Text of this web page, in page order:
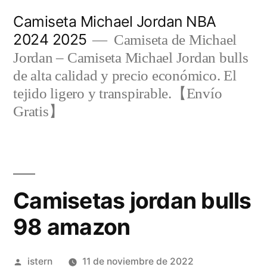
contenido
Camiseta Michael Jordan NBA
2024 2025
Camiseta de Michael
Jordan – Camiseta Michael Jordan bulls
de alta calidad y precio económico. El
tejido ligero y transpirable.【Envío
Gratis】
Camisetas jordan bulls
98 amazon
Publicado
istern 11 de noviembre de 2022